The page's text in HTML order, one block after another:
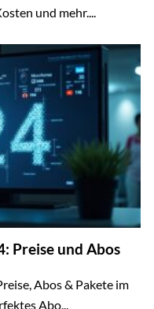
und mehr....
Preise und Abos
Abos & Pakete im
Abo...